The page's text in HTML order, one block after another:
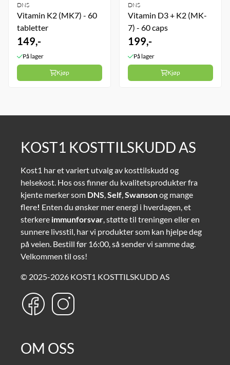
DNS
Vitamin K2 (MK7) - 60
tabletter
149,-
På lager
Kjøp
DNS
Vitamin D3 + K2 (MK-
7) - 60 caps
199,-
På lager
Kjøp
KOST1 KOSTTILSKUDD AS
Kost1 har et variert utvalg av kosttilskudd og
helsekost. Hos oss finner du kvalitetsprodukter fra
kjente merker som DNS Self Swansonog mange
flere! Enten du ønsker mer energi i hverdagen, et
sterkere immunforsvar , støtte til treningen eller en
sunnere livsstil, har vi produkter som kan hjelpe deg
på veien. Bestill før 16:00, så sender vi samme dag.
Velkommen til oss!
© 2025-2026 KOST1 KOSTTILSKUDD AS
OM OSS